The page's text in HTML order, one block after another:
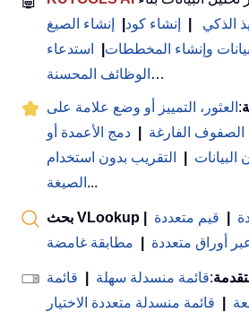
الذكي إنشاء كود
إنشاء الصيغ
وإنشاء المخططات
استدعاء
الوظائف المحسنة …
: العثور، التمييز أو وضع علامة على
الفارغة
دمج الأعمدة أو
البيانات
التقريب بدون استخدام
الصيغة ...
قيم متعددة
أوراق متعددة
مطابقة غامضة
:قائمة منسدلة سهلة
قائمة
قائمة منسدلة متعددة الاختيار